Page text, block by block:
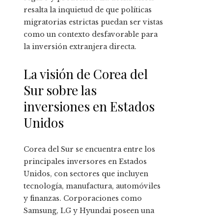
resalta la inquietud de que políticas
migratorias estrictas puedan ser vistas
como un contexto desfavorable para
la inversión extranjera directa.
La visión de Corea del
Sur sobre las
inversiones en Estados
Unidos
Corea del Sur se encuentra entre los
principales inversores en Estados
Unidos, con sectores que incluyen
tecnología, manufactura, automóviles
y finanzas. Corporaciones como
Samsung, LG y Hyundai poseen una